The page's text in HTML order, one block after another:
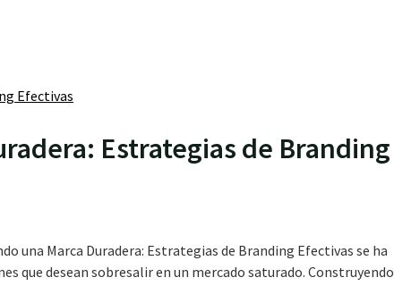
Estrategias de Branding
una Marca Duradera: Estrategias de Branding Efectivas se ha
que desean sobresalir en un mercado saturado. Construyendo